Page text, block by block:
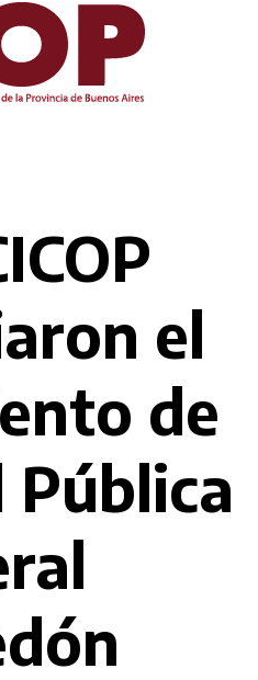
el
de
Pública